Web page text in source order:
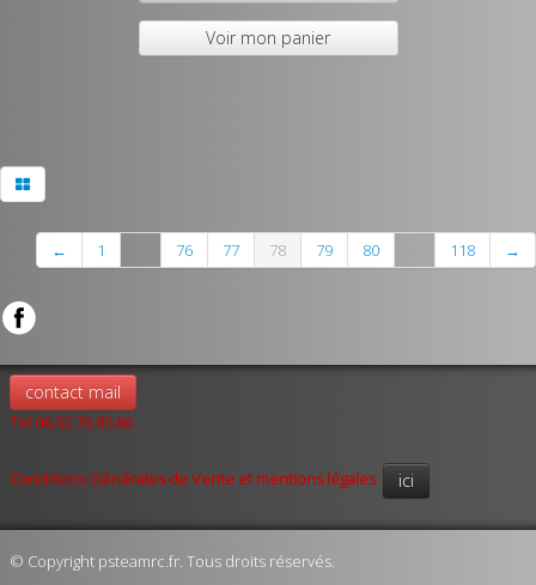
Voir mon panier
← 1 76 77 78 79 80 118 →
contact mail
Tel 06.52.76.85.86
Conditions Générales de Vente et mentions légales ici
© Copyright psteamrc.fr. Tous droits réservés.